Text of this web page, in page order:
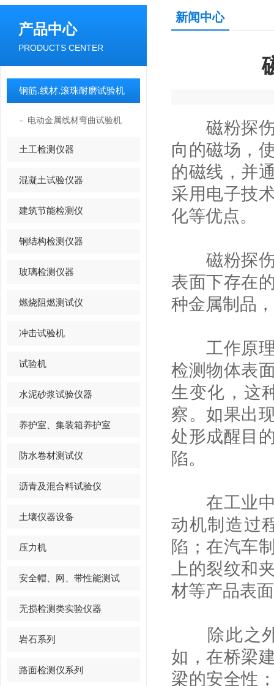
产品中心
PRODUCTS CENTER
钢筋.线材.滚珠耐磨试验机
电动金属线材弯曲试验机
土工检测仪器
混凝土试验仪器
建筑节能检测仪
钢结构检测仪器
玻璃检测仪器
燃烧阻燃测试仪
冲击试验机
试验机
水泥砂浆试验仪器
养护室、集装箱养护室
防水卷材测试仪
沥青及混合料试验仪
土壤仪器设备
压力机
安全帽、网、带性能测试
无损检测类实验仪器
岩石系列
路面检测仪系列
新闻中心
磁粉探
向的磁场，
的磁线，并
采用电子技
化等优点。
磁粉探伤
表面下存在
种金属制品
工作原理
检测物体表
生变化，这
察。如果出
处形成醒目
陷。
在工业中
动机制造过
陷；在汽车
上的裂纹和
材等产品表
除此之外
如，在桥梁
梁的安全性